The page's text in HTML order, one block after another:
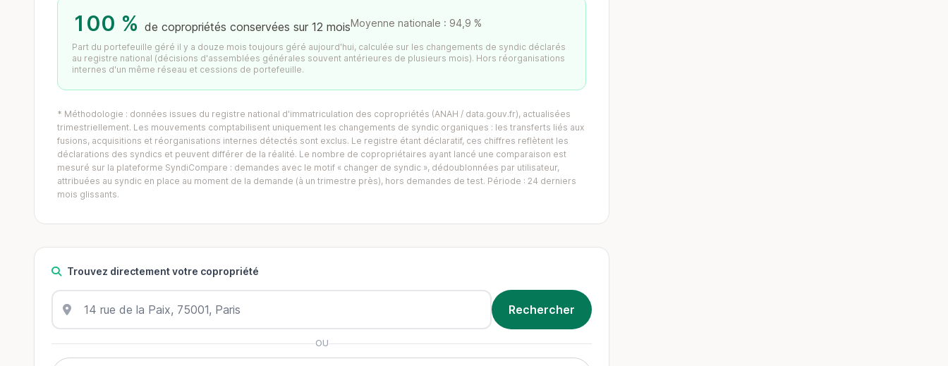
100 % de copropriétés conservées sur 12 moisMoyenne nationale : 94,9 %
Part du portefeuille géré il y a douze mois toujours géré aujourd'hui, calculée sur les changements de syndic déclarés
au registre national (décisions d'assemblées générales souvent antérieures de plusieurs mois). Hors réorganisations
internes d'un même réseau et cessions de portefeuille.
* Méthodologie : données issues du registre national d'immatriculation des copropriétés (ANAH / data.gouv.fr), actualisées
trimestriellement. Les mouvements comptabilisent uniquement les changements de syndic organiques : les transferts liés aux
fusions, acquisitions et réorganisations internes détectés sont exclus. Le registre étant déclaratif, ces chiffres reflètent les
déclarations des syndics et peuvent différer de la réalité. Le nombre de copropriétaires ayant lancé une comparaison est
mesuré sur la plateforme SyndiCompare : demandes avec le motif « changer de syndic », dédoublonnées par utilisateur,
attribuées au syndic en place au moment de la demande (à un trimestre près), hors demandes de test. Période : 24 derniers
mois glissants.
Trouvez directement votre copropriété
OU